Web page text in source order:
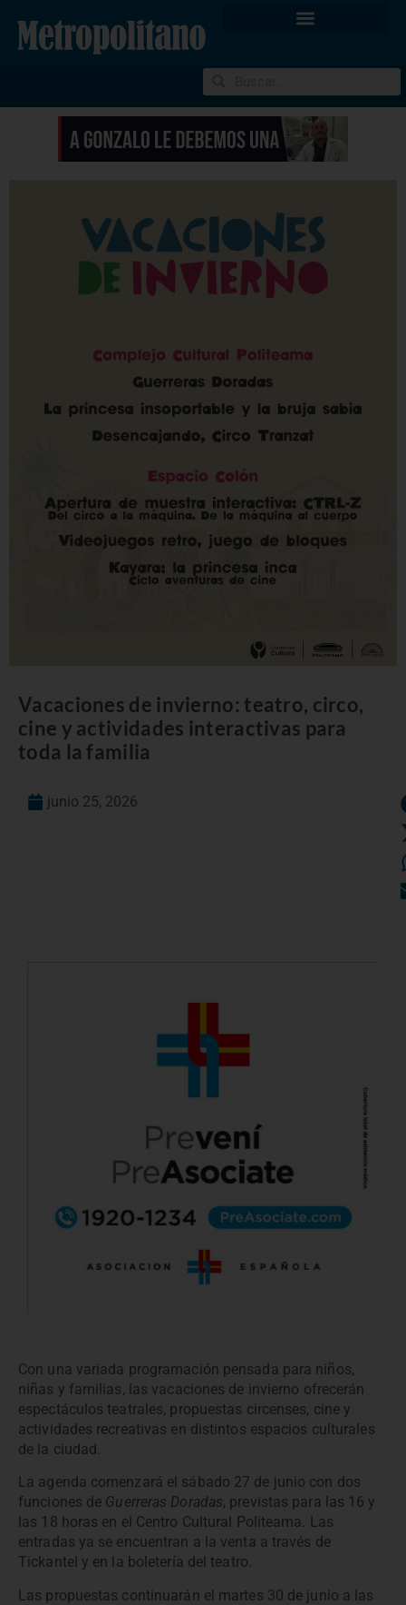
Vacaciones de invierno: teatro, circo,
cine y actividades interactivas para
toda la familia
junio 25, 2026
Con una variada programación pensada para niños,
niñas y familias, las vacaciones de invierno ofrecerán
espectáculos teatrales, propuestas circenses, cine y
actividades recreativas en distintos espacios culturales
de la ciudad.
La agenda comenzará el sábado 27 de junio con dos
funciones de Guerreras Doradas, previstas para las 16 y
las 18 horas en el Centro Cultural Politeama. Las
entradas ya se encuentran a la venta a través de
Tickantel y en la boletería del teatro.
Las propuestas continuarán el martes 30 de junio a las